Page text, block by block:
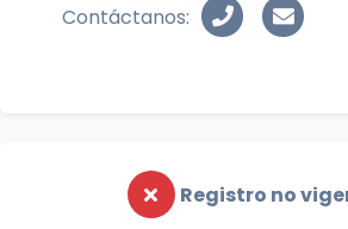
Contáctanos:
Registro no